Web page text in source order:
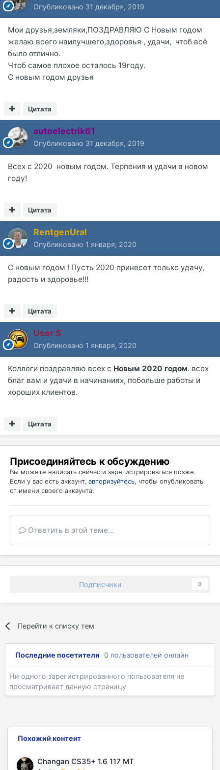
Опубликовано 31 декабря, 2019
Мои друзья,земляки,ПОЗДРАВЛЯЮ С Новым годом
желаю всего наилучшего,здоровья , удачи, чтоб всё
было отлично.
Чтоб самое плохое осталось 19году.
С новым годом друзья
Цитата
autoelectrik61
Опубликовано 31 декабря, 2019
Всех с 2020 новым годом. Терпения и удачи в новом
году!
Цитата
RentgenUral
Опубликовано 1 января, 2020
С новым годом ! Пусть 2020 принесет только удачу,
радость и здоровье!!!
Цитата
User S
Опубликовано 1 января, 2020
Коллеги поздравляю всех с Новым 2020 годом. всех
благ вам и удачи в начинаниях, побольше работы и
хороших клиентов.
Цитата
Присоединяйтесь к обсуждению
Вы можете написать сейчас и зарегистрироваться позже.
Если у вас есть аккаунт, авторизуйтесь, чтобы опубликовать
от имени своего аккаунта.
Ответить в этой теме...
Подписчики 0
Перейти к списку тем
Последние посетители 0 пользователей онлайн
Ни одного зарегистрированного пользователя не
просматривает данную страницу
Похожий контент
Changan CS35+ 1.6 117 MT